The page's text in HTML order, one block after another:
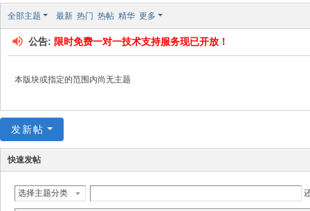
论
坛
全部主题 最新 热门 热帖 精华 更多
公告: 限时免费一对一技术支持服务现已开放！
本版块或指定的范围内尚无主题
发新帖
快速发帖
选择主题分类